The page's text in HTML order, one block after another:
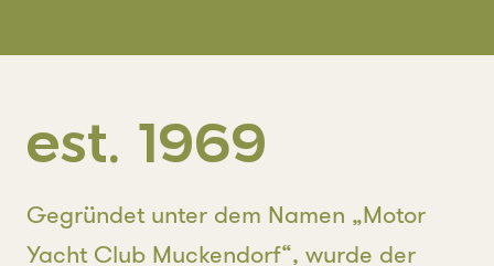
est. 1969
Gegründet unter dem Namen „Motor
Yacht Club Muckendorf“, wurde der